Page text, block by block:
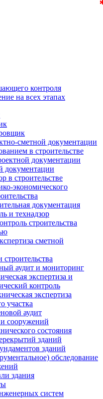
контроля
на всех этапах
сметной документации
в строительстве
документации
документации
в строительстве
экономического
документация
и технадзор
строительства
сметной
аудит и мониторинг
экспертиза и
контроль
экспертиза
участка
аудит
сооружений
состояния
зданий
зданий
обследование
здания
систем